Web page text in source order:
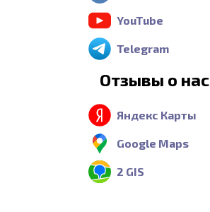
YouTube
Telegram
Отзывы о нас
Яндекс Карты
Google Maps
2 GIS